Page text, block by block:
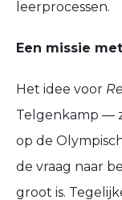
leerprocessen.
Een missie
Het idee voor
Telgenkamp —
op de
de vraag naar
groot is.